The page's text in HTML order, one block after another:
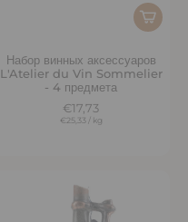
Набор винных аксессуаров
L'Atelier du Vin Sommelier
- 4 предмета
€17,73
€25,33/ kg